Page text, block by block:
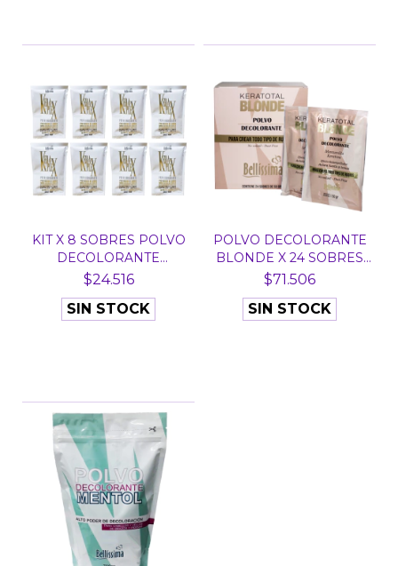
KIT X 8 SOBRES POLVO
DECOLORANTE
KERAPLE...
$24.516
SIN STOCK
POLVO DECOLORANTE
BLONDE X 24 SOBRES
DE...
$71.506
SIN STOCK